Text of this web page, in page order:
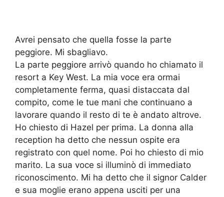
Avrei pensato che quella fosse la parte
peggiore. Mi sbagliavo.
La parte peggiore arrivò quando ho chiamato il
resort a Key West. La mia voce era ormai
completamente ferma, quasi distaccata dal
compito, come le tue mani che continuano a
lavorare quando il resto di te è andato altrove.
Ho chiesto di Hazel per prima. La donna alla
reception ha detto che nessun ospite era
registrato con quel nome. Poi ho chiesto di mio
marito. La sua voce si illuminò di immediato
riconoscimento. Mi ha detto che il signor Calder
e sua moglie erano appena usciti per una